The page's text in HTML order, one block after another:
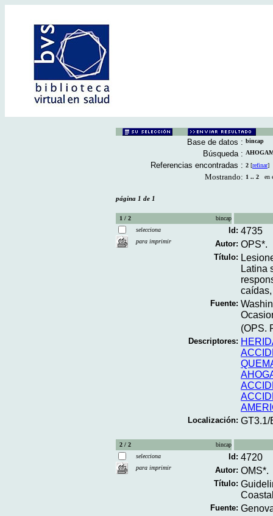
Base de datos : bincap
Búsqueda :
Referencias encontradas : 2 [refinar]
Mostrando: 1 .. 2 en
página 1 de 1
1 / 2
bincap
selecciona
para imprimir
Id: 4735
Autor: OPS*.
Título:
Latina
Fuente:
(OPS.
Descriptores:
Localización: GT3.1/
2 / 2
bincap
selecciona
para imprimir
Id: 4720
Autor: OMS*.
Título:
Fuente: